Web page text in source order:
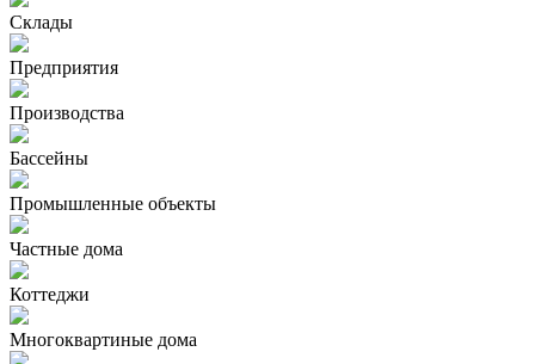
Склады
Предприятия
Производства
Бассейны
Промышленные объекты
Частные дома
Коттеджи
Многоквартиные дома